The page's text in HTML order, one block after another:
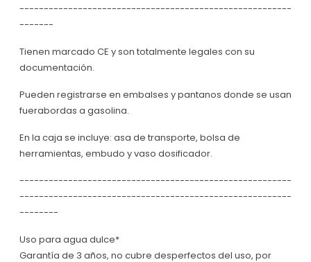
--------------------------------------------------------
-------
Tienen marcado CE y son totalmente legales con su
documentación.
Pueden registrarse en embalses y pantanos donde se usan
fuerabordas a gasolina.
En la caja se incluye: asa de transporte, bolsa de
herramientas, embudo y vaso dosificador.
--------------------------------------------------------
--------------------------------------------------------
--------
Uso para agua dulce*
Garantía de 3 años, no cubre desperfectos del uso, por